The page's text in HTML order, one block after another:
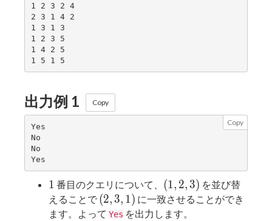
1 2 3 2 4
2 3 1 4 2
1 3 1 3
1 2 3 5
1 4 2 5
出力例 1 Copy
Copy
Yes
No
No
1
1 番目のクエリについて、 (1,2,3)
(1, 2, 3) を並び替
えることで (2,3,1)
(2, 3, 1) に一致させることができ
ます。よって Yes を出力します。